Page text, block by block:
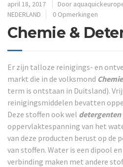
april 18, 2017 Door
NEDERLAND
0 Opmerkingen
Chemie &
Er zijn talloze reinigings- en
markt die in de volksmond Chemie
term is ontstaan in Duitsland).
reinigingsmiddelen bevatten
Deze stoffen ook wel detergenten
oppervlaktespanning van het
van deze producten berust op de
van stoffen. Water is een dipool
verbinding maken met andere